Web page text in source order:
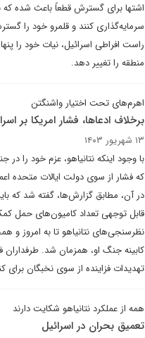
اشتها برای گسترش قطعاً باعث شده که
سرمایه‌گذاری کنند و قلمرو خود را
راست افراطی اسرائیل، نیات خود را
منطقه را تغییر دهد.
اهرم‌های تحت اختیار واشنگتن
برخلاف ادعاها، فشار امریکا بر
۱۳ شهریور ۱۴۰۳
با وجود اینکه نتانیاهو، عزم خود را
که فشار از سوی دولت ایالات متحده
در آن، مطابق گزارش‌ها، گفته شد که
قابل توجهی تعداد کامیون‌های حمل
نظرسنجی‌های نتانیاهو تا به امروز و
کابینه جنگ او، همزمان شد.
تهدیدات فزاینده از سوی نخبگان برای
همه از عملکرد نتانیاهو شکایت دارند
تعمیق بحران در اسرائیل